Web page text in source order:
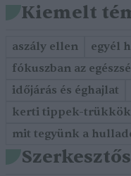
Kiemelt
aszály ellen egyél
fókuszban az
időjárás és éghajlat
kerti tippek-trükkök
mit tegyünk a